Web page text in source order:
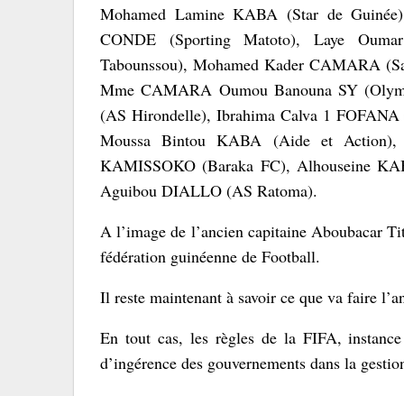
Mohamed Lamine KABA (Star de
CONDE (Sporting Matoto), Laye
Tabounssou), Mohamed Kader CAMARA
Mme CAMARA Oumou Banouna SY
(AS Hirondelle), Ibrahima Calva 1
Moussa Bintou KABA (Aide et
KAMISSOKO (Baraka FC), Alhouseine
Aguibou DIALLO (AS Ratoma).
A l’image de l’ancien capitaine Aboubacar
fédération guinéenne de Football.
Il reste maintenant à savoir ce que va faire
En tout cas, les règles de la FIFA,
d’ingérence des gouvernements dans la